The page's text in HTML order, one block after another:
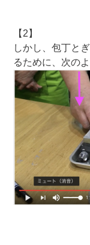
【2】
しかし、包丁と
るために、次の